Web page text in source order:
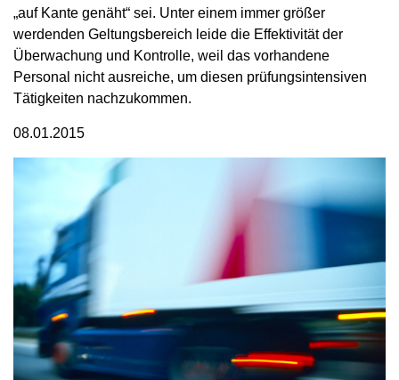
„auf Kante genäht“ sei. Unter einem immer größer
werdenden Geltungsbereich leide die Effektivität der
Überwachung und Kontrolle, weil das vorhandene
Personal nicht ausreiche, um diesen prüfungsintensiven
Tätigkeiten nachzukommen.
08.01.2015